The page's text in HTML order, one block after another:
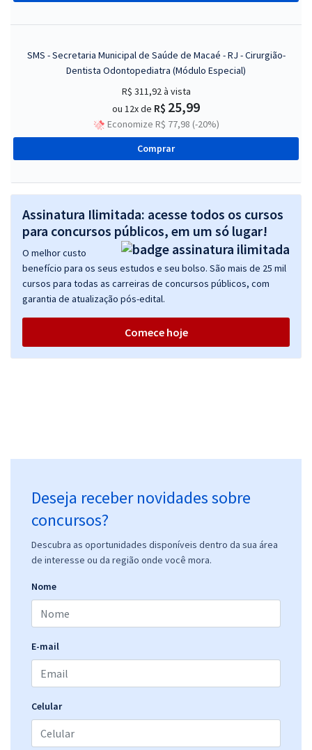
SMS - Secretaria Municipal de Saúde de Macaé - RJ - Cirurgião-
Dentista Odontopediatra (Módulo Especial)
R$ 311,92à vista
ou 12x de R$ 25,99
Economize R$ 77,98 (-20%)
Comprar
Assinatura Ilimitada: acesse todos os cursos
para concursos públicos, em um só lugar!
O melhor custo
benefício para os seus estudos e seu bolso. São mais de 25 mil
cursos para todas as carreiras de concursos públicos, com
garantia de atualização pós-edital.
Comece hoje
Deseja receber novidades sobre
concursos?
Descubra as oportunidades disponíveis dentro da sua área
de interesse ou da região onde você mora.
Nome
E-mail
Celular